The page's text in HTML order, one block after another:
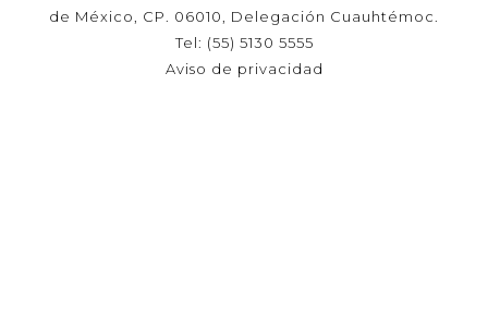
de México, CP. 06010, Delegación Cuauhtémoc.
Tel: (55) 5130 5555
Aviso de privacidad